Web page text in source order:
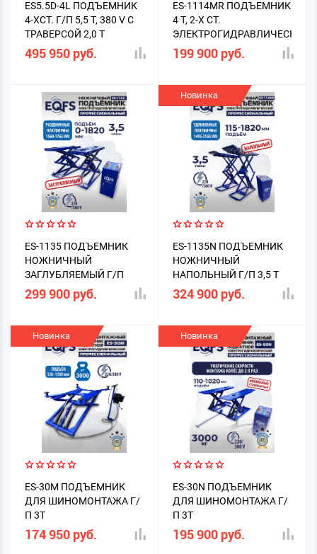
ES5.5D-4L ПОДЪЕМНИК
4-ХСТ. Г/П 5,5 Т, 380 V С
ТРАВЕРСОЙ 2,0 Т
495 950 руб.
ES-1114MR ПОДЪЕМНИК
4 Т, 2-Х СТ.
ЭЛЕКТРОГИДРАВЛИЧЕСКИЙ
(2025)
199 900 руб.
ES-1135 ПОДЪЕМНИК
НОЖНИЧНЫЙ
ЗАГЛУБЛЯЕМЫЙ Г/П
3,5Т
299 900 руб.
ES-1135N ПОДЪЕМНИК
НОЖНИЧНЫЙ
НАПОЛЬНЫЙ Г/П 3,5 Т
324 900 руб.
Новинка
ES-30M ПОДЪЕМНИК
ДЛЯ ШИНОМОНТАЖА Г/
П 3Т
174 950 руб.
Новинка
ES-30N ПОДЪЕМНИК
ДЛЯ ШИНОМОНТАЖА Г/
П 3Т
195 900 руб.
Новинка